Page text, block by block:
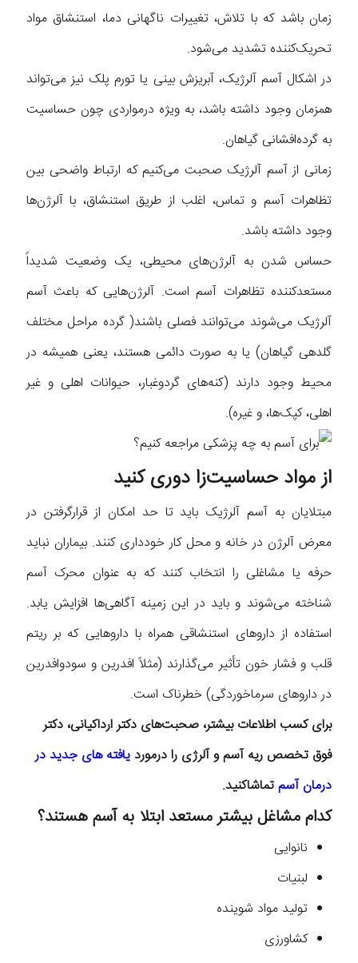
زمان باشد که با تلاش، تغییرات ناگهانی دما، استنشاق مواد
تحریک‌کننده تشدید می‌شود.
در اشکال آسم آلرژیک، آبریزش بینی یا تورم پلک نیز می‌تواند
همزمان وجود داشته باشد، به ویژه درمواردی چون حساسیت
به گرده‌افشانی گیاهان.
زمانی از آسم آلرژیک صحبت می‌کنیم که ارتباط واضحی بین
تظاهرات آسم و تماس، اغلب از طریق استنشاق، با آلرژن‌ها
وجود داشته باشد.
حساس شدن به آلرژن‌های محیطی، یک وضعیت شدیداً
مستعد‌کننده تظاهرات آسم است. آلرژن‌هایی که باعث آسم
آلرژیک می‌شوند می‌توانند فصلی باشند( گرده‌ مراحل مختلف
گلدهی گیاهان) یا به صورت دائمی هستند، یعنی همیشه در
محیط وجود دارند (کنه‌های گردوغبار، حیوانات اهلی و غیر
اهلی، کپک‌ها، و غیره).
از مواد حساسیت‌زا دوری کنید
مبتلایان به آسم آلرژیک باید تا حد امکان از قرارگرفتن در
معرض آلرژن در خانه و محل کار خودداری کنند. بیماران نباید
حرفه‌ یا مشاغلی را انتخاب کنند که به عنوان محرک آسم
شناخته می‌شوند و باید در این زمینه آگاهی‌ها افزایش یابد.
استفاده از دارو‌های استنشاقی همراه با دارو‌هایی که بر ریتم
قلب و فشار خون تأثیر می‌گذارند (مثلاً افدرین و سودوافدرین
در دارو‌های سرماخوردگی) خطرناک است.
برای کسب اطلاعات بیشتر، صحبت‌های دکتر ارداکیانی، دکتر
فوق تخصص ریه آسم و آلرژی را درمورد یافته های جدید در
درمان آسمتماشاکنید.
کدام مشاغل بیشتر مستعد ابتلا به آسم هستند؟
نانوایی
لبنیات
تولید مواد شوینده
کشاورزی